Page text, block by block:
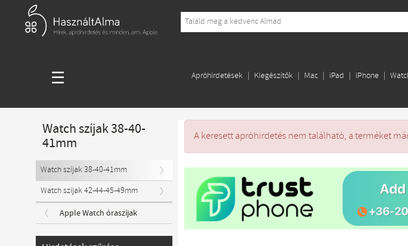
☰ Apróhirdetések Kiegészítők Mac iPad iPhone
A keresett apróhirdetés nem található, a terméket
Watch szíjak 38-40-
41mm
Watch szíjak 38-40-41mm
Watch szíjak 42-44-45-49mm
Apple Watch óraszíjak